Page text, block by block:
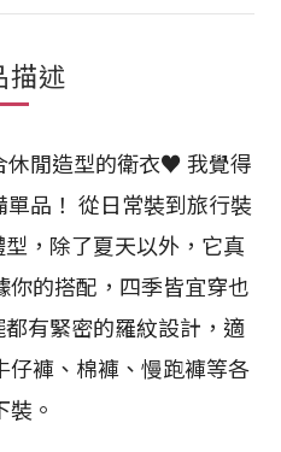
描述
休閒造型的衛衣♥ 我覺得
品！ 從日常裝到旅行裝
，除了夏天以外，它真
的搭配，四季皆宜穿也
有緊密的羅紋設計，適
仔褲、棉褲、慢跑褲等各
裝。